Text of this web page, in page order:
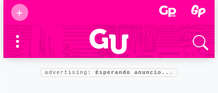
+
Supermamás
2025
Marcas de
confianza
Foro salud
advertising: Esperando anuncio...